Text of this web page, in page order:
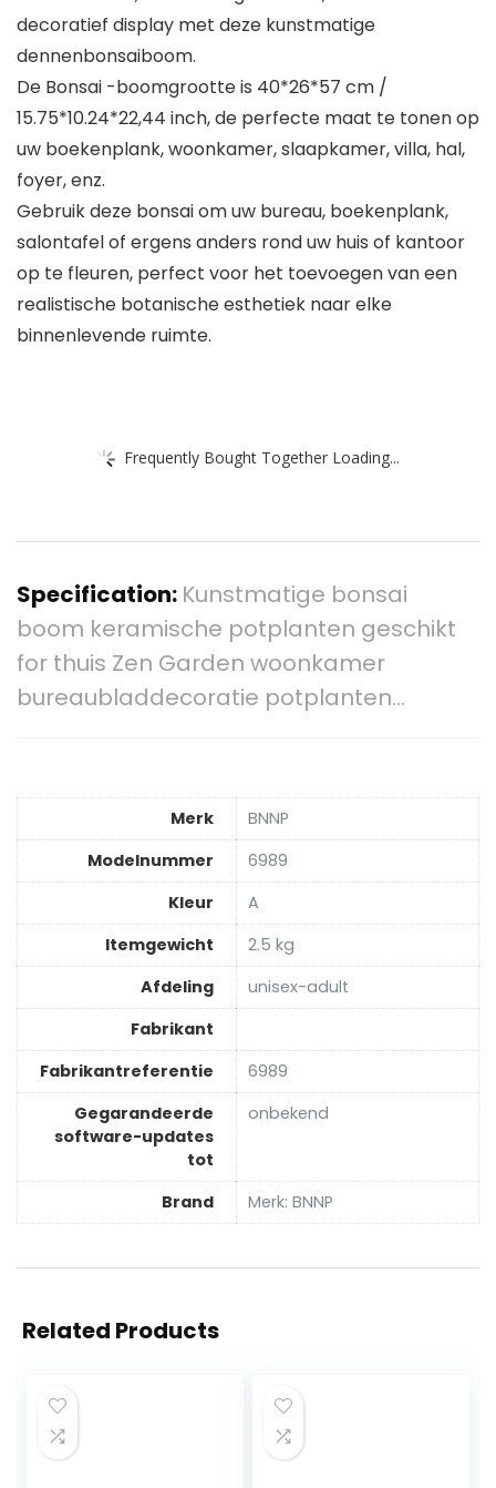
decoratief display met deze kunstmatige
dennenbonsaiboom.
De Bonsai -boomgrootte is 40*26*57 cm /
15.75*10.24*22,44 inch, de perfecte maat te tonen op
uw boekenplank, woonkamer, slaapkamer, villa, hal,
foyer, enz.
Gebruik deze bonsai om uw bureau, boekenplank,
salontafel of ergens anders rond uw huis of kantoor
op te fleuren, perfect voor het toevoegen van een
realistische botanische esthetiek naar elke
binnenlevende ruimte.
Frequently Bought Together Loading...
Specification: Kunstmatige bonsai
boom keramische potplanten geschikt
for thuis Zen Garden woonkamer
bureaubladdecoratie potplanten…
Merk
‎BNNP
Modelnummer
‎6989
Kleur
‎A
Itemgewicht
‎2.5 kg
Afdeling
‎unisex-adult
Fabrikant
Fabrikantreferentie
‎6989
Gegarandeerde
software-updates
tot
‎onbekend
Brand Merk: BNNP
Related Products